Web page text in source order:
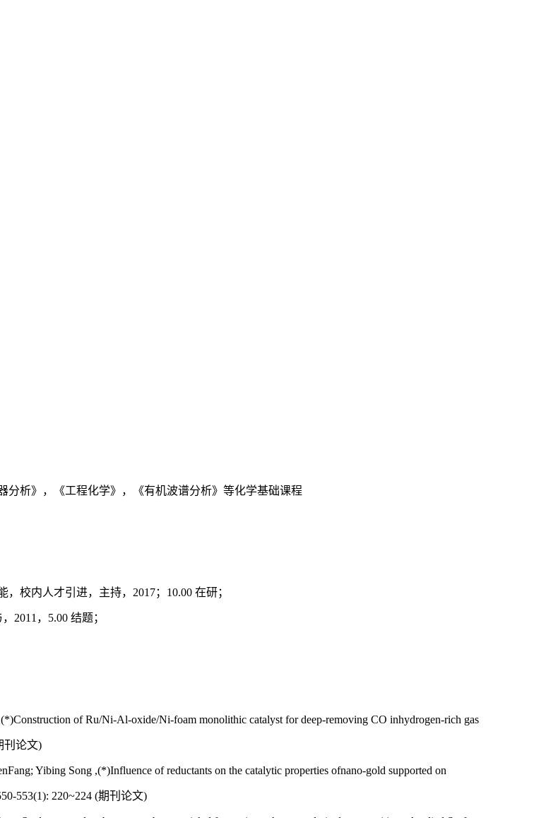
析》，《工程化学》，《有机波谱分析》等化学基础课程
校内人才引进，主持， 2017； 10.00 在研；
2011 ， 5.00 结题；
of Ru/Ni-Al-oxide/Ni-foam monolithic catalyst for deep-removing CO inhydrogen-rich gas
刊论文)
Yibing Song ,(*)Influence of reductants on the catalytic properties ofnano-gold supported on
553(1): 220~224 (期刊论文)